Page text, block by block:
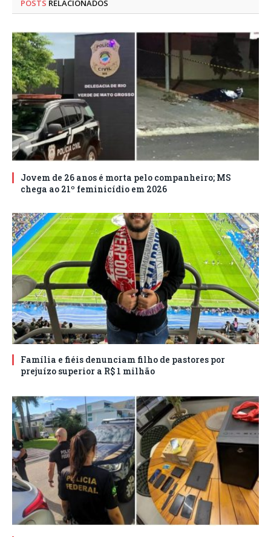
POSTS RELACIONADOS
Jovem de 26 anos é morta pelo companheiro; MS
chega ao 21º feminicídio em 2026
Família e fiéis denunciam filho de pastores por
prejuízo superior a R$ 1 milhão